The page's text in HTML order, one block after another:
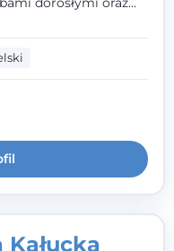
w obszarze zdrowia
kryzysów życiowych i
Pracuję w języku
w podejściu
na
klienta.